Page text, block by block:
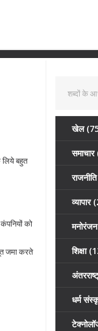
बहुत
को
जमा करते
खेल
समाचार
राजनीति
व्यापार
मनोरंजन
शिक्षा
धर्म